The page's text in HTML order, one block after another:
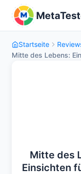
Startseite
Mitte des Lebens:
Mitte des
Einsichten